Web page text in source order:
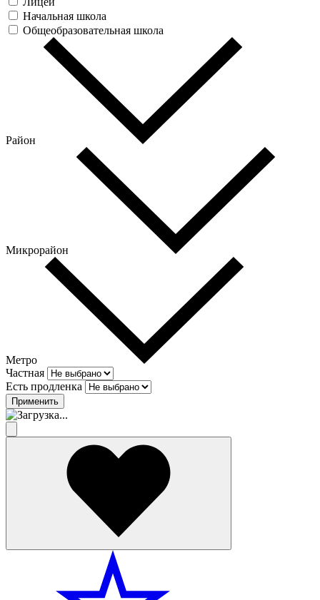
Начальная школа
Общеобразовательная школа
Район
Микрорайон
Метро
Частная
Есть продленка
Применить